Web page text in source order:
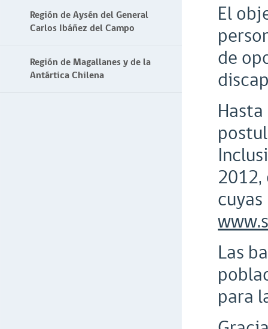
Región de Aysén del General
Carlos Ibáñez del Campo
Región de Magallanes y de la
Antártica Chilena
El
de
Las
para